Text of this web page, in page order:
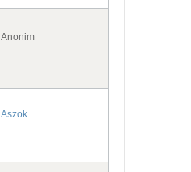
Anonim
Aszok